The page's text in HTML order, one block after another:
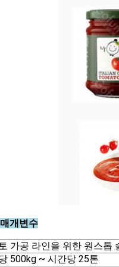
개변수
가공 라인을 위한 원스톱
500kg ~ 시간당 25톤